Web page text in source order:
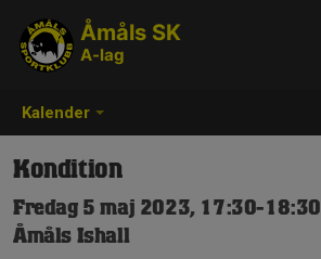
Kalender
Åmåls SK
A-lag
Kondition
Fredag 5 maj 2023, 17:30-18:30
Åmåls Ishall